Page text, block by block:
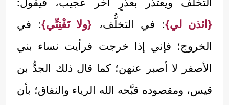
{ائذن لي}: في التخلُّف، {ولا تَفْتِنِّي}: في
الخروج؛ فإني إذا خرجت فرأيت نساء بني
الأصفر لا أصبر عنهن؛ كما قال ذلك الجدُّ بن
قيس، ومقصوده قبَّحه الله الرياء والنفاق؛ بأن